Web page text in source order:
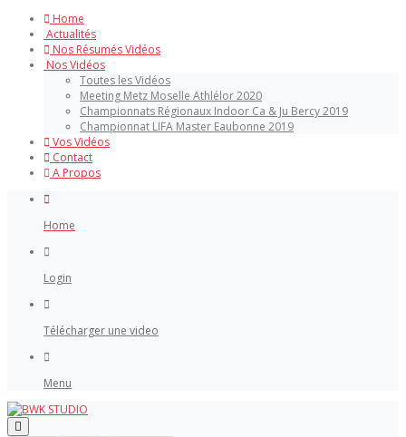
Home
Actualités
Nos Résumés Vidéos
Nos Vidéos
Toutes les Vidéos
Meeting Metz Moselle Athlélor 2020
Championnats Régionaux Indoor Ca & Ju Bercy 2019
Championnat LIFA Master Eaubonne 2019
Vos Vidéos
Contact
A Propos
Home
Login
Télécharger une video
Menu